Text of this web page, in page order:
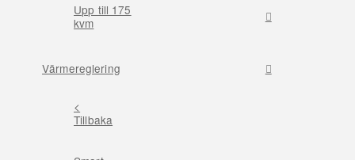
Upp till 175
kvm
Värmereglering
<
Tillbaka